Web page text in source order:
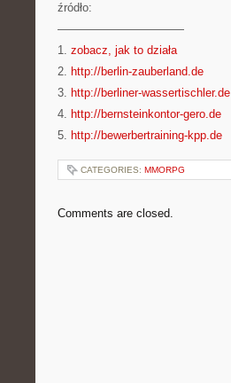
źródło:
———————————
1. zobacz, jak to działa
2. http://berlin-zauberland.de
3. http://berliner-wassertischler.de
4. http://bernsteinkontor-gero.de
5. http://bewerbertraining-kpp.de
CATEGORIES: MMORPG
Comments are closed.